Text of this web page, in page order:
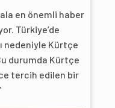
en önemli haber
Türkiye’de
nedeniyle Kürtçe
durumda Kürtçe
tercih edilen bir